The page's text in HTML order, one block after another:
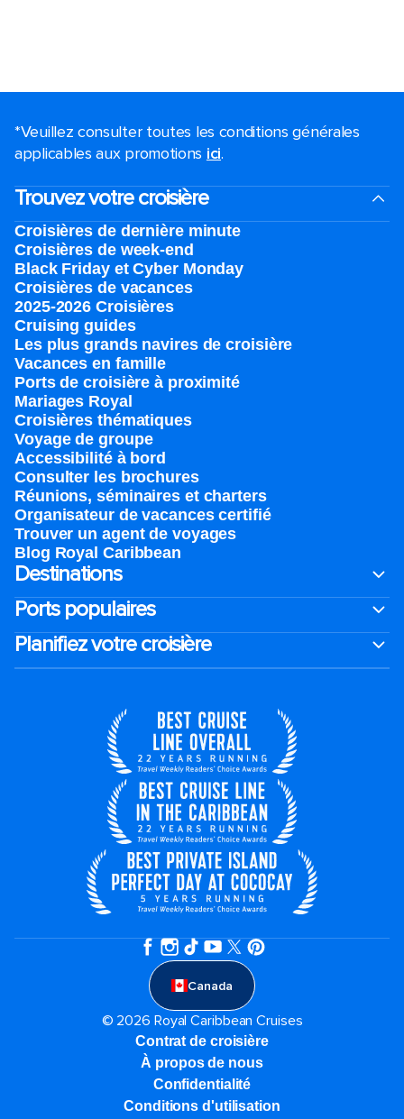
*Veuillez consulter toutes les conditions générales
applicables aux promotions ici.
Trouvez votre croisière
Croisières de dernière minute
Croisières de week-end
Black Friday et Cyber Monday
Croisières de vacances
2025-2026 Croisières
Cruising guides
Les plus grands navires de croisière
Vacances en famille
Ports de croisière à proximité
Mariages Royal
Croisières thématiques
Voyage de groupe​
Accessibilité à bord​
Consulter les brochures
Réunions, séminaires et charters
Organisateur de vacances certifié
Trouver un agent de voyages
Blog Royal Caribbean
Destinations
Ports populaires
Planifiez votre croisière
Canada
© 2026 Royal Caribbean Cruises
Contrat de croisière
À propos de nous
Confidentialité
Conditions d'utilisation